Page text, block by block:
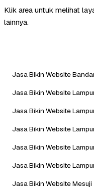
Klik area untuk melihat
lainnya.
Jasa Bikin Website
Jasa Bikin Website
Jasa Bikin Website
Jasa Bikin Website
Jasa Bikin Website
Jasa Bikin Website
Jasa Bikin Website Mesuji